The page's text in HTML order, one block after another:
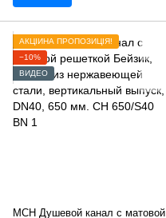
АКЦІЙНА ПРОПОЗИЦІЯ!
−10%
ВИДЕО
MCH Душевой канал с матовой